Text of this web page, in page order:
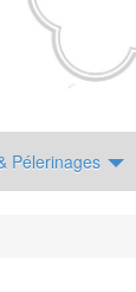
Pélerinages